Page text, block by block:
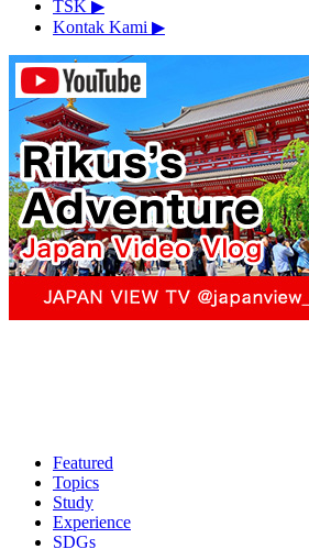
TSK ▶︎
Kontak Kami ▶︎
Featured
Topics
Study
Experience
SDGs